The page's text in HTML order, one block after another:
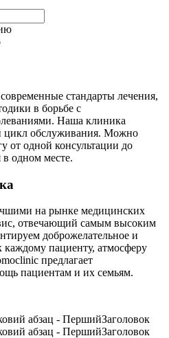
стандарты лечения,
в борьбе с
Наша клиника
цикл обслуживания. Можно
от одной консультации до
в одном месте.
на рынке медицинских
отвечающий самым высоким
доброжелательное и
пациенту, атмосферу
предлагает
пациентам и их семьям.